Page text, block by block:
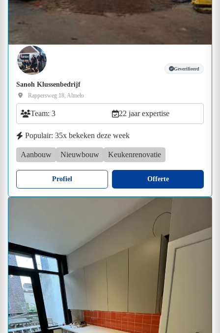
Geverifieerd
Sanoh Klussenbedrijf
Rappersweg 18, Almelo
Team: 3 22 jaar expertise
Populair: 35x bekeken deze week
Aanbouw Nieuwbouw Keukenrenovatie
Profiel Offerte